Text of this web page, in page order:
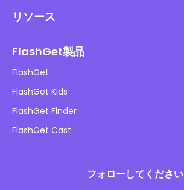
DMCAポリシー
プライバシーポリシー
広告ポリシー
私の情報を販売しないでください
リソース
ブログ
子供のオンラインの安全性
ダウンロード
FlashGet製品
FlashGet
FlashGet Kids
FlashGet Finder
FlashGet Cast
フォローしてください